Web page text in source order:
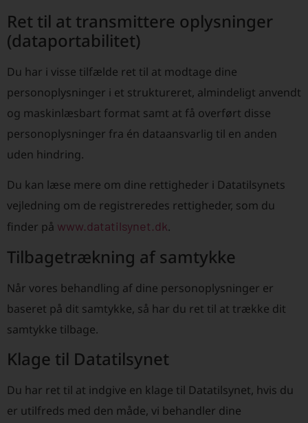
Ret til at transmittere oplysninger
(dataportabilitet)
Du har i visse tilfælde ret til at modtage dine
personoplysninger i et struktureret, almindeligt anvendt
og maskinlæsbart format samt at få overført disse
personoplysninger fra én dataansvarlig til en anden
uden hindring.
Du kan læse mere om dine rettigheder i Datatilsynets
vejledning om de registreredes rettigheder, som du
finder på www.datatilsynet.dk.
Tilbagetrækning af samtykke
Når vores behandling af dine personoplysninger er
baseret på dit samtykke, så har du ret til at trække dit
samtykke tilbage.
Klage til Datatilsynet
Du har ret til at indgive en klage til Datatilsynet, hvis du
er utilfreds med den måde, vi behandler dine